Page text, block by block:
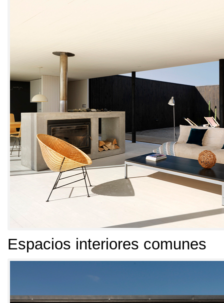
Espacios interiores comunes